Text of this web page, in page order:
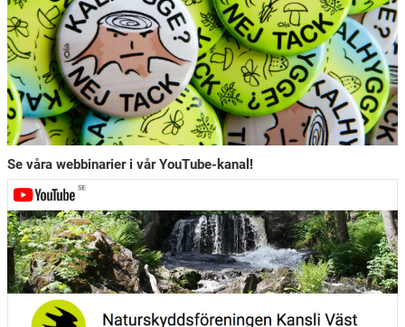
Se våra webbinarier i vår YouTube-kanal!